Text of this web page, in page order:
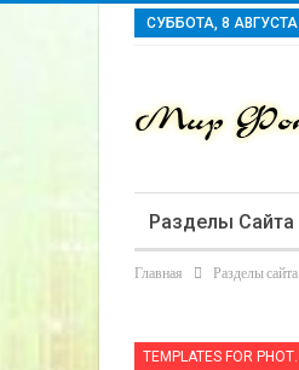
СУББОТА, 8 АВГУСТА
Разделы Сайта
Главная Разделы сайта